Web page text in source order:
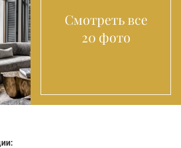
Смотреть все
20 фото